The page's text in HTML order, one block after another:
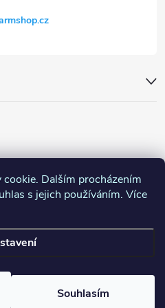
Dalším procházením
s jejich používáním. Více
Souhlasím
cookies